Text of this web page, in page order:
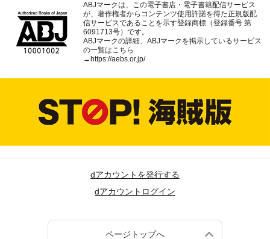
ABJマークは、この電子書店・電子書籍配信サービス
が、著作権者からコンテンツ使用許諾を得た正規版配
信サービスであることを示す登録商標（登録番号 第
6091713号）です。
ABJマークの詳細、ABJマークを掲示しているサービス
の一覧はこちら
→ https://aebs.or.jp/
dアカウントを発行する
dアカウントログイン
ページトップへ